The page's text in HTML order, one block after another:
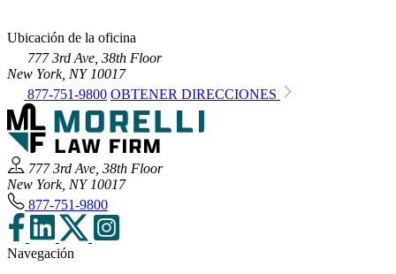
Ubicación de la oficina
777 3rd Ave, 38th Floor
New York, NY 10017
877-751-9800 OBTENER DIRECCIONES
777 3rd Ave, 38th Floor
New York, NY 10017
877-751-9800
Navegación